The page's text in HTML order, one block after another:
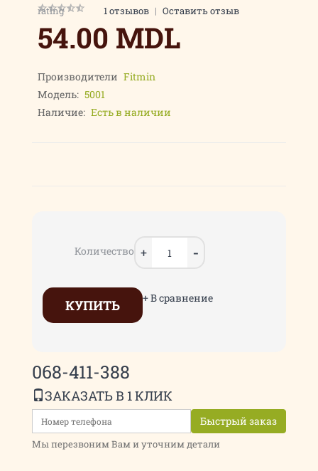
rating 1 отзывов | Оставить отзыв
54.00 MDL
Производители Fitmin
Модель: 5001
Наличие: Есть в наличии
Количество
КУПИТЬ + В сравнение
068-411-388
ЗАКАЗАТЬ В 1 КЛИК
Быстрый заказ
Мы перезвоним Вам и уточним детали